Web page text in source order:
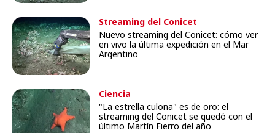
Streaming del Conicet
Nuevo streaming del Conicet: cómo ver
en vivo la última expedición en el Mar
Argentino
Ciencia
"La estrella culona" es de oro: el
streaming del Conicet se quedó con el
último Martín Fierro del año